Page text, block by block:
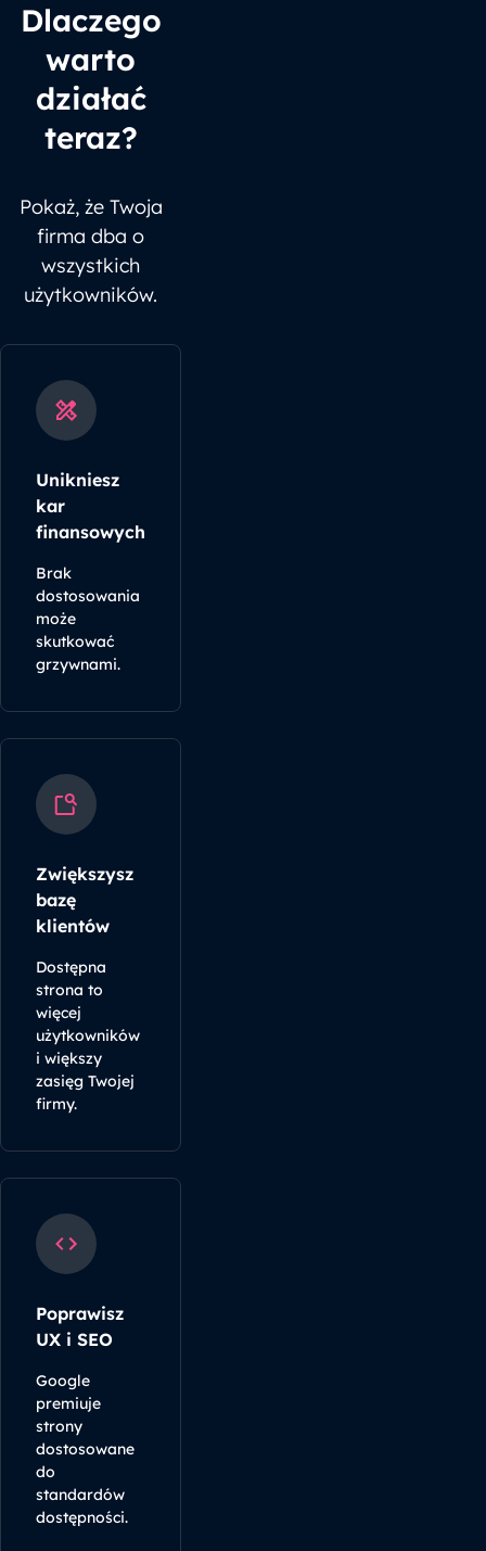
Dlaczego
warto
działać
teraz?
Pokaż, że Twoja
firma dba o
wszystkich
użytkowników.
Unikniesz
kar
finansowych
Brak
dostosowania
może
skutkować
grzywnami.
Zwiększysz
bazę
klientów
Dostępna
strona to
więcej
użytkowników
i większy
zasięg Twojej
firmy.
Poprawisz
UX i SEO
Google
premiuje
strony
dostosowane
do
standardów
dostępności.